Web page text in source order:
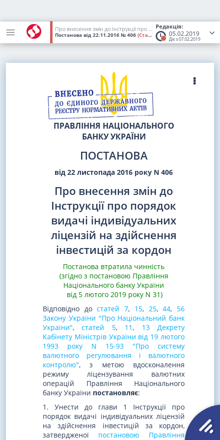
Редакція:
05.02.2019
Діє з 07.02.2019
Про внесення змін до Інструкції про порядок видачі індивідуальних ліцензій на здійснення інвестицій за кордон
Постанова від 22.11.2016 № 406 (Статус: Втратив чинність)
ПРАВЛІННЯ НАЦІОНАЛЬНОГО
БАНКУ УКРАЇНИ
ПОСТАНОВА
від 22 листопада 2016 року N 406
Про внесення змін до
Інструкції про порядок
видачі індивідуальних
ліцензій на здійснення
інвестицій за кордон
Постанова втратила чинність
(згідно з постановою Правління
Національного банку України
від 5 лютого 2019 року N 31)
Відповідно достатей 7, 15, 25,44, 56
Закону України "Про Національний банк
України",статей 5, 11, 13 Декрету
Кабінету Міністрів України від 19 лютого
1993 року N 15-93 "Про систему
валютного регулювання і валютного
контролю", з метою вдосконалення
режиму ліцензування валютних
операцій Правління Національного
банку України постановляє:
1. Унести до глави 1 Інструкції про
порядок видачі індивідуальних ліцензій
на здійснення інвестицій за кордон,
затвердженої постановою Правління